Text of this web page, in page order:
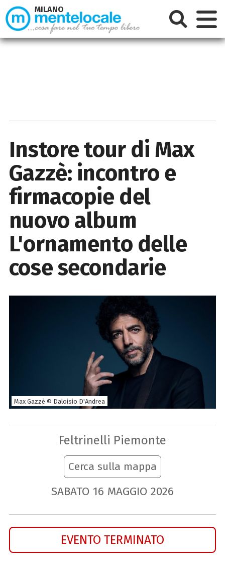
Instore tour di Max
Gazzè: incontro e
firmacopie del
nuovo album
L'ornamento delle
cose secondarie
Max Gazzè © Daloisio D'Andrea
Feltrinelli Piemonte
Cerca sulla mappa
SABATO 16 MAGGIO 2026
EVENTO TERMINATO
MILANO